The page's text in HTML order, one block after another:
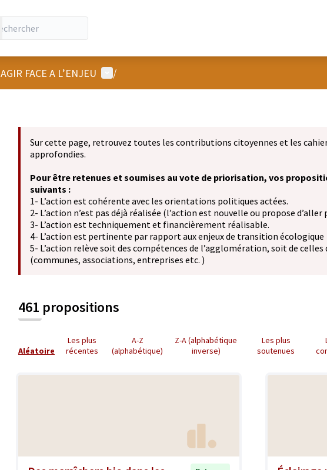
AGIR FACE A L’ENJEU Menu utilisateur
/
Sur cette page, retrouvez toutes les contributions citoyennes et les
approfondies.
Pour être retenues et soumises au vote de priorisation, vos
suivants :
1- L’action est cohérente avec les orientations politiques actées.
2- L’action n’est pas déjà réalisée (l’action est nouvelle ou propose
3- L’action est techniquement et financièrement réalisable.
4- L’action est pertinente par rapport aux enjeux de transition écologique
5- L’action relève soit des compétences de l’agglomération, soit de
(communes, associations, entreprises etc. )
461 propositions
Aléatoire
Les plus
récentes
A-Z
(alphabétique)
Z-A (alphabétique
inverse)
Les plus
soutenues